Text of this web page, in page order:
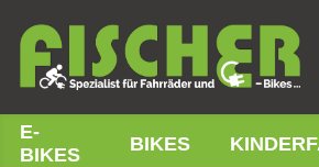
E-
BIKES
BIKES